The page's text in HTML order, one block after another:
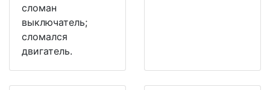
сломан
выключатель;
сломался
двигатель.